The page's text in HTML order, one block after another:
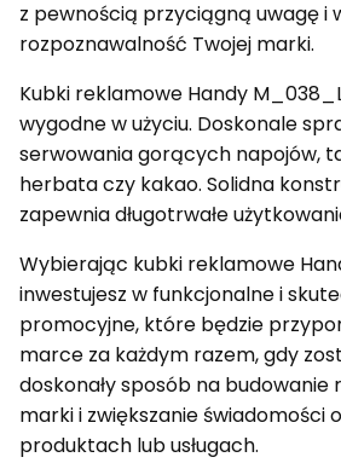
z pewnością przyciągną uwagę i
rozpoznawalność Twojej marki.
Kubki reklamowe Handy
wygodne w użyciu. Doskonale
serwowania gorących napojów,
herbata czy kakao. Solidna
zapewnia długotrwałe
Wybierając kubki reklamowe
inwestujesz w funkcjonalne i
promocyjne, które będzie
marce za każdym razem, gdy
doskonały sposób na budowanie
marki i zwiększanie świadomości
produktach lub usługach.